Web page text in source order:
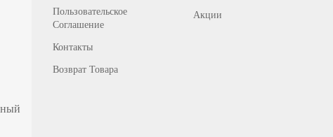
Пользовательское
Соглашение
Контакты
Возврат Товара
Акции